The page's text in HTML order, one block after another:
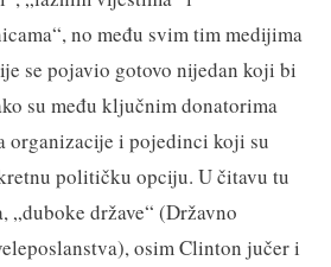
no među svim tim medijima
se pojavio gotovo nijedan koji bi
su među ključnim donatorima
organizacije i pojedinci koji su
političku opciju. U čitavu tu
„duboke države“ (Državno
osim Clinton jučer i